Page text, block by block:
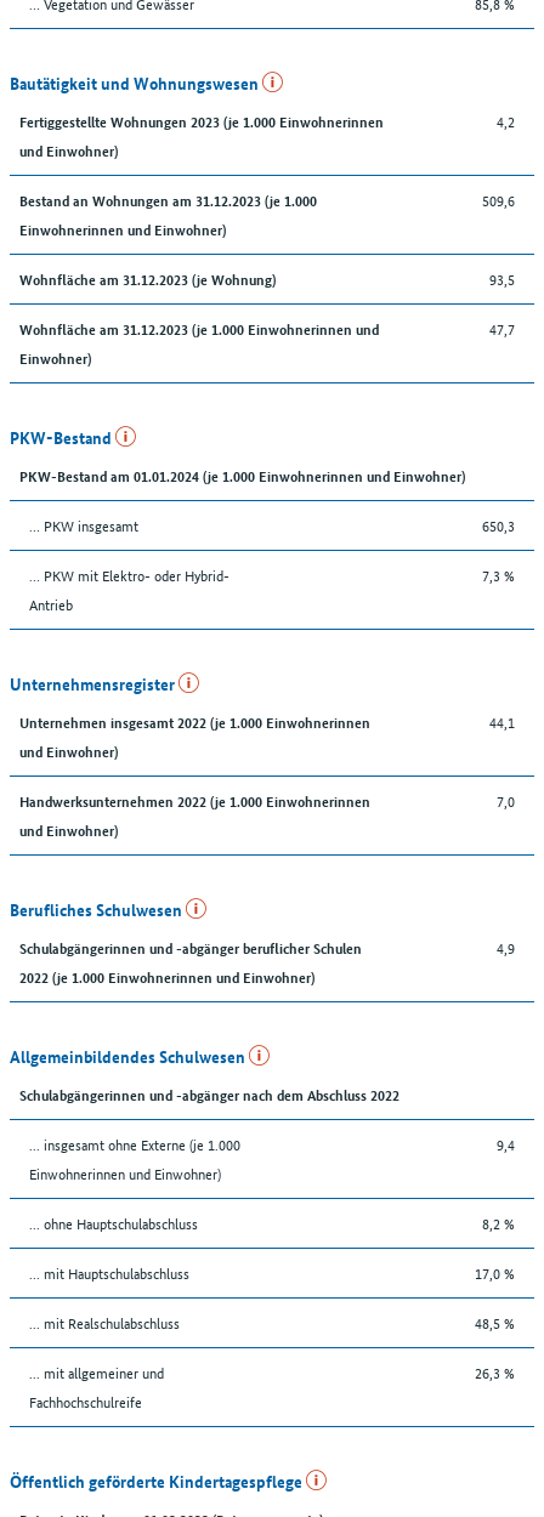
Bautätigkeit und Wohnungswesen
Fertiggestellte Wohnungen 2023 (je 1.000 Einwohnerinnen
und Einwohner)
4,2
Bestand an Wohnungen am 31.12.2023 (je 1.000
Einwohnerinnen und Einwohner)
509,6
Wohnfläche am 31.12.2023 (je Wohnung) 93,5
Wohnfläche am 31.12.2023 (je 1.000 Einwohnerinnen und
Einwohner)
47,7
PKW-Bestand
PKW-Bestand am 01.01.2024 (je 1.000 Einwohnerinnen und Einwohner)
… PKW insgesamt 650,3
… PKW mit Elektro- oder Hybrid-
Antrieb
7,3 %
Unternehmensregister
Unternehmen insgesamt 2022 (je 1.000 Einwohnerinnen
und Einwohner)
44,1
Handwerksunternehmen 2022 (je 1.000 Einwohnerinnen
und Einwohner)
7,0
Berufliches Schulwesen
Schulabgängerinnen und -abgänger beruflicher Schulen
2022 (je 1.000 Einwohnerinnen und Einwohner)
4,9
Allgemeinbildendes Schulwesen
Schulabgängerinnen und -abgänger nach dem Abschluss 2022
... insgesamt ohne Externe (je 1.000
Einwohnerinnen und Einwohner)
9,4
... ohne Hauptschulabschluss 8,2 %
... mit Hauptschulabschluss 17,0 %
... mit Realschulabschluss 48,5 %
... mit allgemeiner und
Fachhochschulreife
26,3 %
Öffentlich geförderte Kindertagespflege